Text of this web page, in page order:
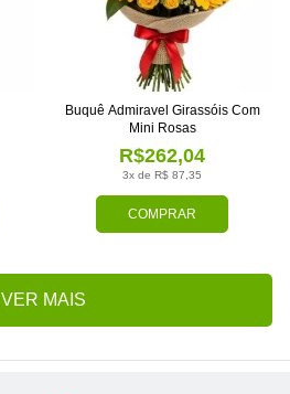
COMPRAR
3x de R$ 87,35
R$262,04
Buquê Admiravel Girassóis Com
Mini Rosas
VER MAIS